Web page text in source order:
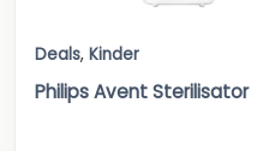
Deals, Kinder
Philips Avent Sterilisator